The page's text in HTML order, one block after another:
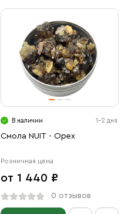
В наличии 1-2 дня
Смола NUIT - Орех
Розничная цена
от 1 440 ₽
0 отзывов